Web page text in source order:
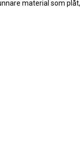
material som